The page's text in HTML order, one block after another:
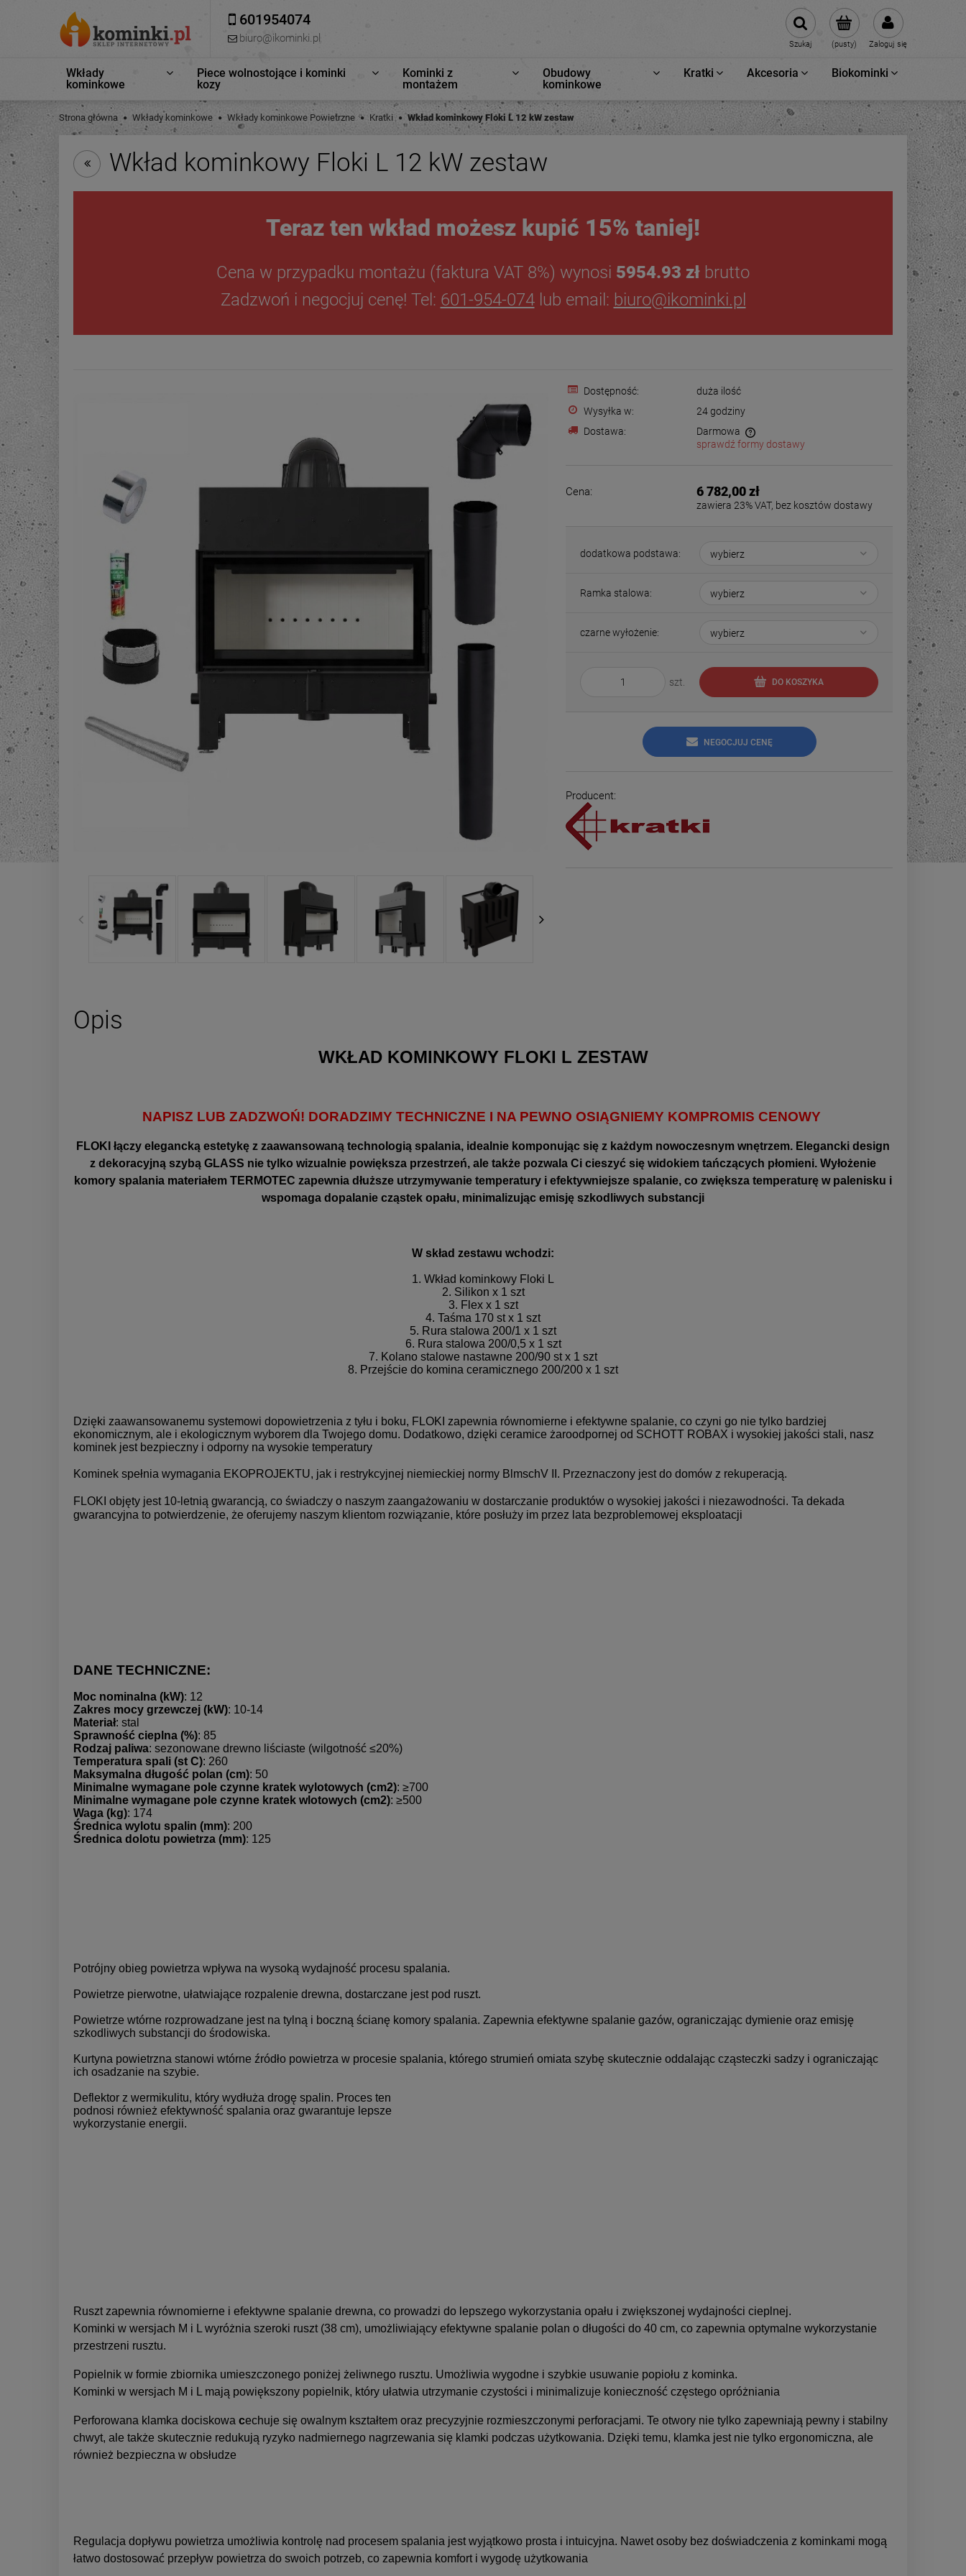
601954074
biuro@ikominki.pl (pusty) Zaloguj się
Szukaj
Wkłady
kominkowe
Piece wolnostojące i kominki
kozy
Kominki z
montażem
Obudowy
kominkowe
Kratki Akcesoria Biokominki
Strona główna Wkłady kominkowe Wkłady kominkowe Powietrzne Kratki Wkład kominkowy Floki L 12 kW zestaw
Wkład kominkowy Floki L 12 kW zestaw
Teraz ten wkład możesz kupić 15% taniej!
Cena w przypadku montażu (faktura VAT 8%) wynosi 5954.93 zł brutto
Zadzwoń i negocjuj cenę! Tel: 601-954-074lub email: biuro@ikominki.pl
Dostępność:
duża ilość
Wysyłka w:
24 godziny
Dostawa:
Darmowa
sprawdź formy dostawy
Cena: 6 782,00 zł
zawiera 23% VAT, bez kosztów dostawy
dodatkowa podstawa:
Ramka stalowa:
czarne wyłożenie:
szt. DO KOSZYKA
NEGOCJUJ CENĘ
Producent:
Opis
WKŁAD KOMINKOWY FLOKI L ZESTAW
NAPISZ LUB ZADZWOŃ! DORADZIMY TECHNICZNE I NA PEWNO OSIĄGNIEMY KOMPROMIS CENOWY
FLOKI łączy elegancką estetykę z zaawansowaną technologią spalania, idealnie komponując się z każdym nowoczesnym wnętrzem. Elegancki design
z dekoracyjną szybą GLASS nie tylko wizualnie powiększa przestrzeń, ale także pozwala Ci cieszyć się widokiem tańczących płomieni. Wyłożenie
komory spalania materiałem TERMOTEC zapewnia dłuższe utrzymywanie temperatury i efektywniejsze spalanie, co zwiększa temperaturę w palenisku i
wspomaga dopalanie cząstek opału, minimalizując emisję szkodliwych substancji
W skład zestawu wchodzi:
1. Wkład kominkowy Floki L
2. Silikon x 1 szt
3. Flex x 1 szt
4. Taśma 170 st x 1 szt
5. Rura stalowa 200/1 x 1 szt
6. Rura stalowa 200/0,5 x 1 szt
7. Kolano stalowe nastawne 200/90 st x 1 szt
8. Przejście do komina ceramicznego 200/200 x 1 szt
Dzięki zaawansowanemu systemowi dopowietrzenia z tyłu i boku, FLOKI zapewnia równomierne i efektywne spalanie, co czyni go nie tylko bardziej
ekonomicznym, ale i ekologicznym wyborem dla Twojego domu. Dodatkowo, dzięki ceramice żaroodpornej od SCHOTT ROBAX i wysokiej jakości stali, nasz
kominek jest bezpieczny i odporny na wysokie temperatury
Kominek spełnia wymagania EKOPROJEKTU, jak i restrykcyjnej niemieckiej normy BlmschV II. Przeznaczony jest do domów z rekuperacją.
FLOKI objęty jest 10-letnią gwarancją, co świadczy o naszym zaangażowaniu w dostarczanie produktów o wysokiej jakości i niezawodności. Ta dekada
gwarancyjna to potwierdzenie, że oferujemy naszym klientom rozwiązanie, które posłuży im przez lata bezproblemowej eksploatacji
DANE TECHNICZNE:
Moc nominalna (kW): 12
Zakres mocy grzewczej (kW): 10-14
Materiał: stal
Sprawność cieplna (%): 85
Rodzaj paliwa: sezonowane drewno liściaste (wilgotność ≤20%)
Temperatura spali (st C): 260
Maksymalna długość polan (cm): 50
Minimalne wymagane pole czynne kratek wylotowych (cm2): ≥700
Minimalne wymagane pole czynne kratek wlotowych (cm2): ≥500
Waga (kg): 174
Średnica wylotu spalin (mm): 200
Średnica dolotu powietrza (mm): 125
Potrójny obieg powietrza wpływa na wysoką wydajność procesu spalania.
Powietrze pierwotne, ułatwiające rozpalenie drewna, dostarczane jest pod ruszt.
Powietrze wtórne rozprowadzane jest na tylną i boczną ścianę komory spalania. Zapewnia efektywne spalanie gazów, ograniczając dymienie oraz emisję
szkodliwych substancji do środowiska.
Kurtyna powietrzna stanowi wtórne źródło powietrza w procesie spalania, którego strumień omiata szybę skutecznie oddalając cząsteczki sadzy i ograniczając
ich osadzanie na szybie.
Deflektor z wermikulitu, który wydłuża drogę spalin. Proces ten
podnosi również efektywność spalania oraz gwarantuje lepsze
wykorzystanie energii.
Ruszt zapewnia równomierne i efektywne spalanie drewna, co prowadzi do lepszego wykorzystania opału i zwiększonej wydajności cieplnej.
Kominki w wersjach M i L wyróżnia szeroki ruszt (38 cm), umożliwiający efektywne spalanie polan o długości do 40 cm, co zapewnia optymalne wykorzystanie
przestrzeni rusztu.
Popielnik w formie zbiornika umieszczonego poniżej żeliwnego rusztu. Umożliwia wygodne i szybkie usuwanie popiołu z kominka.
Kominki w wersjach M i L mają powiększony popielnik, który ułatwia utrzymanie czystości i minimalizuje konieczność częstego opróżniania
Perforowana klamka dociskowa cechuje się owalnym kształtem oraz precyzyjnie rozmieszczonymi perforacjami. Te otwory nie tylko zapewniają pewny i stabilny
chwyt, ale także skutecznie redukują ryzyko nadmiernego nagrzewania się klamki podczas użytkowania. Dzięki temu, klamka jest nie tylko ergonomiczna, ale
również bezpieczna w obsłudze
Regulacja dopływu powietrza umożliwia kontrolę nad procesem spalania jest wyjątkowo prosta i intuicyjna. Nawet osoby bez doświadczenia z kominkami mogą
łatwo dostosować przepływ powietrza do swoich potrzeb, co zapewnia komfort i wygodę użytkowania